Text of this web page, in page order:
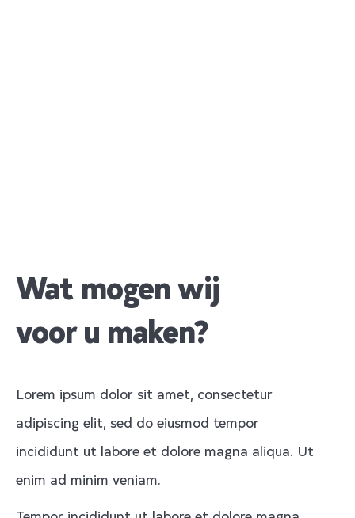
Wat mogen wij
voor u maken?
Lorem ipsum dolor sit amet, consectetur
adipiscing elit, sed do eiusmod tempor
incididunt ut labore et dolore magna aliqua. Ut
enim ad minim veniam.